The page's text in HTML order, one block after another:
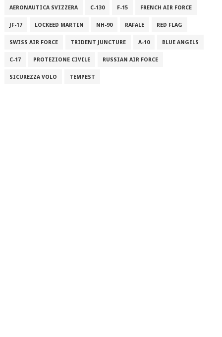
AERONAUTICA SVIZZERA C-130 F-15 FRENCH AIR FORCE
JF-17 LOCKEED MARTIN NH-90 RAFALE RED FLAG
SWISS AIR FORCE TRIDENT JUNCTURE A-10 BLUE ANGELS
C-17 PROTEZIONE CIVILE RUSSIAN AIR FORCE
SICUREZZA VOLO TEMPEST